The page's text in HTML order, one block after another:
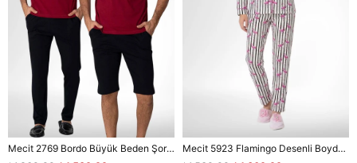
Mecit 2769 Bordo Büyük Beden Şortlu Erkek Pijama Takımı Mecit 5923 Flamingo Desenli Boydan Düğmeli Kadın Pijama Takımı